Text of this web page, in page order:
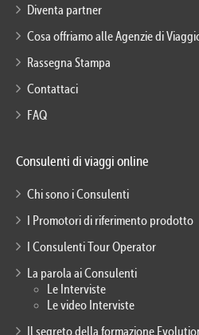
Diventa partner
Cosa offriamo alle Agenzie di
Rassegna Stampa
Contattaci
FAQ
Consulenti di viaggi online
Chi sono i Consulenti
I Promotori di riferimento prodotto
I Consulenti Tour Operator
La parola ai Consulenti
Le Interviste
Le video Interviste
Il segreto della formazione